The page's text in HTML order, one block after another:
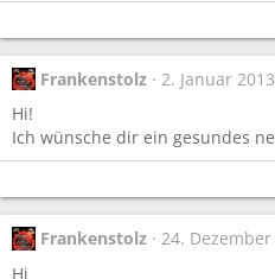
Frankenstolz
2. Januar 2013
Hi!
Ich wünsche dir ein gesundes
Frankenstolz
24. Dezember
Hi